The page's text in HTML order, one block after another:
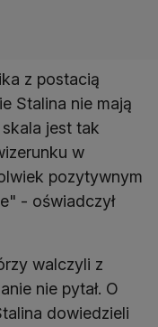
z postacią
Stalina nie mają
jest tak
w
pozytywnym
- oświadczył
walczyli z
nie pytał. O
dowiedzieli